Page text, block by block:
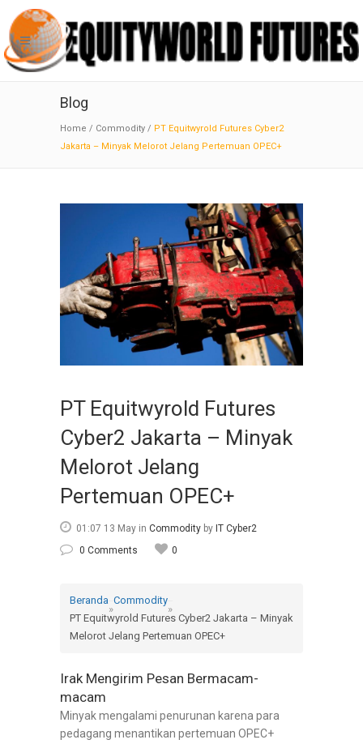
Blog
Home / Commodity / PT Equitwyrold Futures Cyber2
Jakarta – Minyak Melorot Jelang Pertemuan OPEC+
PT Equitwyrold Futures
Cyber2 Jakarta – Minyak
Melorot Jelang
Pertemuan OPEC+
01:07 13 May in Commodity by IT Cyber2
0 Comments
0
Beranda
»
Commodity
»
PT Equitwyrold Futures Cyber2 Jakarta – Minyak
Melorot Jelang Pertemuan OPEC+
Irak Mengirim Pesan Bermacam-
macam
Minyak mengalami penurunan karena para
pedagang menantikan pertemuan OPEC+